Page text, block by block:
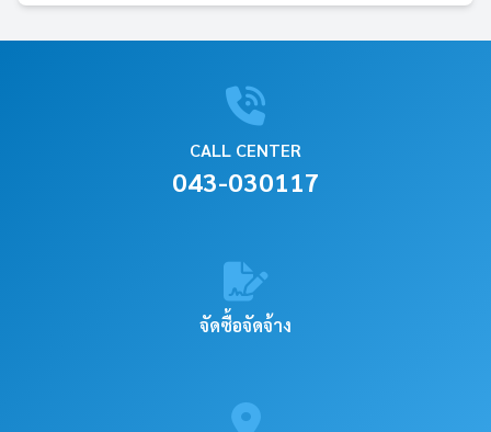
CALL CENTER
043-030117
จัดซื้อจัดจ้าง